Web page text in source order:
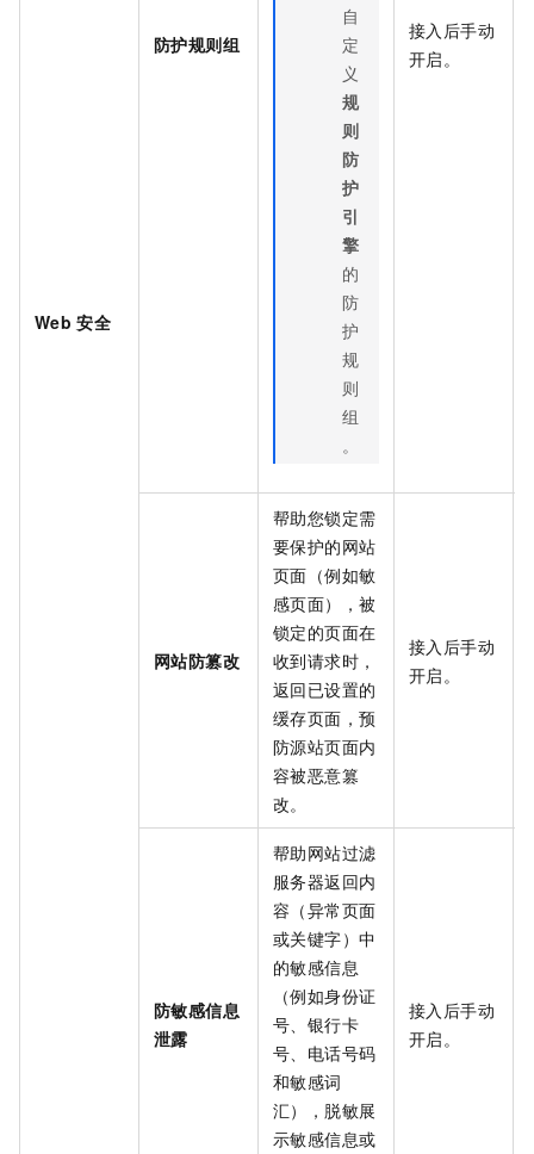
Web 安全
防护规则组
自
定
义
规
则
防
护
引
擎
的
防
护
规
则
组
。
接入后手动
开启。
网站防篡改
帮助您锁定需
要保护的网站
页面（例如敏
感页面），被
锁定的页面在
收到请求时，
返回已设置的
缓存页面，预
防源站页面内
容被恶意篡
改。
接入后手动
开启。
防敏感信息
泄露
帮助网站过滤
服务器返回内
容（异常页面
或关键字）中
的敏感信息
（例如身份证
号、银行卡
号、电话号码
和敏感词
汇），脱敏展
示敏感信息或
接入后手动
开启。